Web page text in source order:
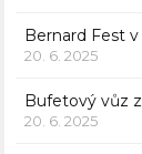
Bernard Fest
20. 6. 2025
Bufetový vůz
20. 6. 2025